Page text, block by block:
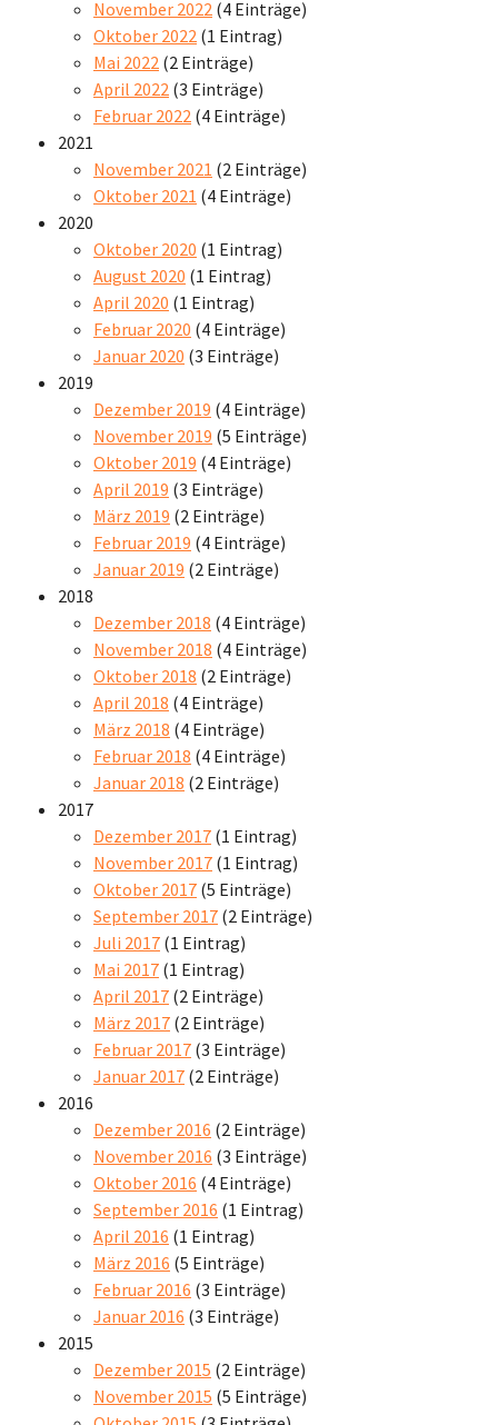
November 2022 (4 Einträge)
Oktober 2022 (1 Eintrag)
Mai 2022 (2 Einträge)
April 2022 (3 Einträge)
Februar 2022 (4 Einträge)
2021
November 2021 (2 Einträge)
Oktober 2021 (4 Einträge)
2020
Oktober 2020 (1 Eintrag)
August 2020 (1 Eintrag)
April 2020 (1 Eintrag)
Februar 2020 (4 Einträge)
Januar 2020 (3 Einträge)
2019
Dezember 2019 (4 Einträge)
November 2019 (5 Einträge)
Oktober 2019 (4 Einträge)
April 2019 (3 Einträge)
März 2019 (2 Einträge)
Februar 2019 (4 Einträge)
Januar 2019 (2 Einträge)
2018
Dezember 2018 (4 Einträge)
November 2018 (4 Einträge)
Oktober 2018 (2 Einträge)
April 2018 (4 Einträge)
März 2018 (4 Einträge)
Februar 2018 (4 Einträge)
Januar 2018 (2 Einträge)
2017
Dezember 2017 (1 Eintrag)
November 2017 (1 Eintrag)
Oktober 2017 (5 Einträge)
September 2017 (2 Einträge)
Juli 2017 (1 Eintrag)
Mai 2017 (1 Eintrag)
April 2017 (2 Einträge)
März 2017 (2 Einträge)
Februar 2017 (3 Einträge)
Januar 2017 (2 Einträge)
2016
Dezember 2016 (2 Einträge)
November 2016 (3 Einträge)
Oktober 2016 (4 Einträge)
September 2016 (1 Eintrag)
April 2016 (1 Eintrag)
März 2016 (5 Einträge)
Februar 2016 (3 Einträge)
Januar 2016 (3 Einträge)
2015
Dezember 2015 (2 Einträge)
November 2015 (5 Einträge)